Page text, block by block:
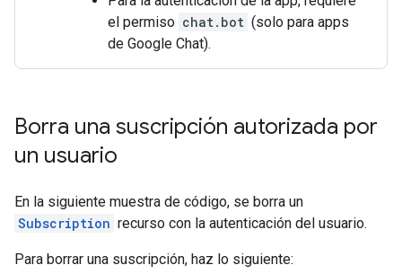
el permiso chat.bot (solo para apps
de Google Chat).
Borra una suscripción autorizada por
un usuario
En la siguiente muestra de código, se borra un
Subscription recurso con la autenticación del usuario.
Para borrar una suscripción, haz lo siguiente: